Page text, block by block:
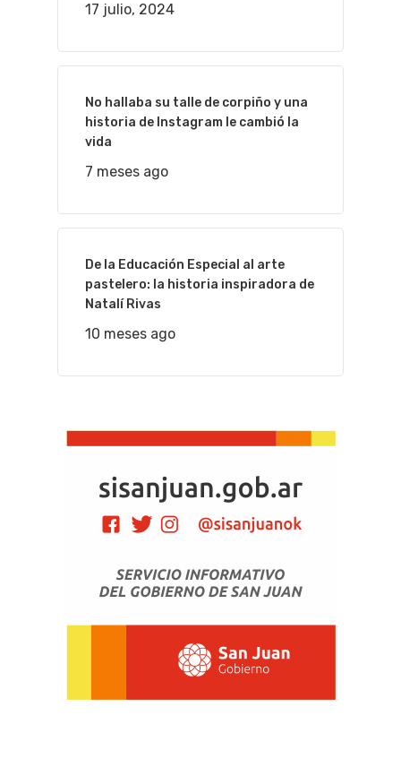
17 julio, 2024
No hallaba su talle de corpiño y una
historia de Instagram le cambió la
vida
7 meses ago
De la Educación Especial al arte
pastelero: la historia inspiradora de
Natalí Rivas
10 meses ago